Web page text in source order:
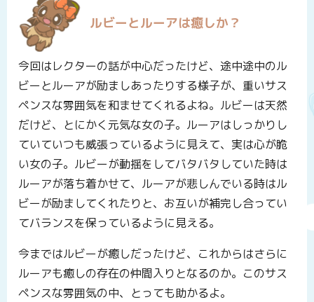
ルビーとルーアは癒しか？
今回はレクターの話が中心だったけど、途中途中のル
ビーとルーアが励ましあったりする様子が、重いサス
ペンスな雰囲気を和ませてくれるよね。ルビーは天然
だけど、とにかく元気な女の子。ルーアはしっかりし
ていていつも威張っているように見えて、実は心が脆
い女の子。ルビーが動揺をしてバタバタしていた時は
ルーアが落ち着かせて、ルーアが悲しんでいる時はル
ビーが励ましてくれたりと、お互いが補完し合ってい
てバランスを保っているように見える。
今まではルビーが癒しだったけど、これからはさらに
ルーアも癒しの存在の仲間入りとなるのか。このサス
ペンスな雰囲気の中、とっても助かるよ。